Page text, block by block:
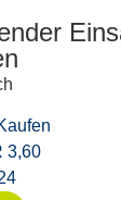
3,60